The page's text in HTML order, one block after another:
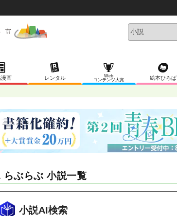
画 レンタル
Web
コンテンツ大賞
絵本ひろば
らぶらぶ 小説一覧
小説AI検索